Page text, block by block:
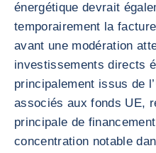
énergétique devrait
temporairement la
avant une modération
investissements directs
principalement issus de
associés aux fonds UE,
principale de
concentration notable